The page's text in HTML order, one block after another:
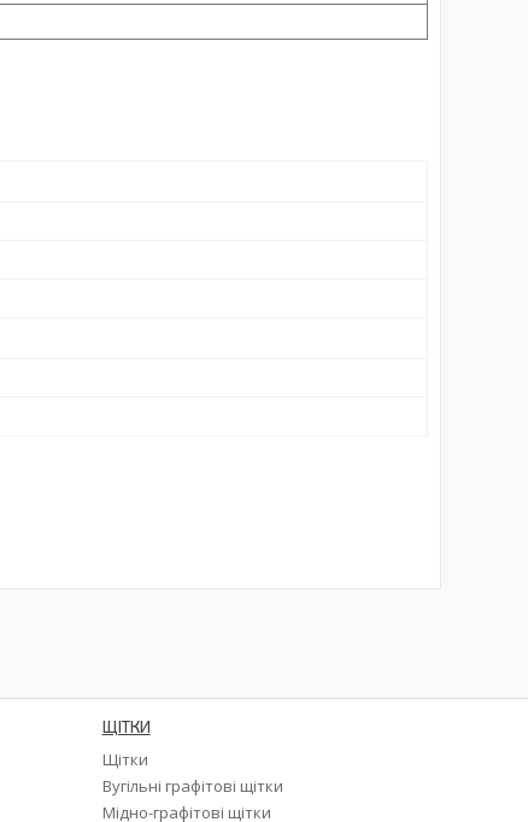
ЩІТКИ
Щітки
Вугільні графітові щітки
Мідно-графітові щітки